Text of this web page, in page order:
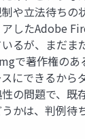
や立法待ちの
アしたAdobe
るが、まだま
で著作権のあ
にできるから
の問題で、既
かは、判例待